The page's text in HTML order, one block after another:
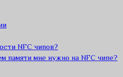
NFC чипов?
памяти мне нужно на NFC чипе?